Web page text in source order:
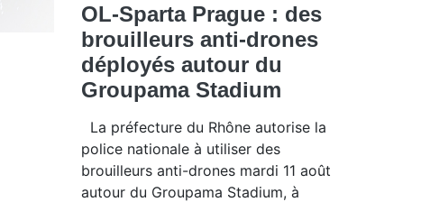
OL-Sparta Prague : des
brouilleurs anti-drones
déployés autour du
Groupama Stadium
La préfecture du Rhône autorise la
police nationale à utiliser des
brouilleurs anti-drones mardi 11 août
autour du Groupama Stadium, à